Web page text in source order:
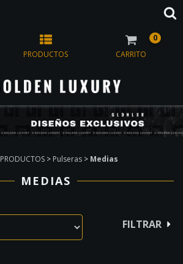
PRODUCTOS CARRITO
0
PRODUCTOS > Pulseras > Medias
MEDIAS
FILTRAR